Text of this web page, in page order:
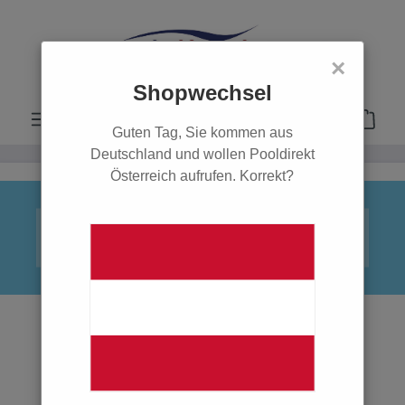
×
Shopwechsel
Guten Tag, Sie kommen aus
Deutschland und wollen Pooldirekt
Österreich aufrufen. Korrekt?